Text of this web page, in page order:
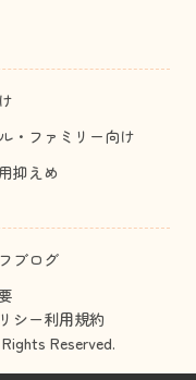
・ファミリー向け
抑えめ
ブログ
シー利用規約
Reserved.